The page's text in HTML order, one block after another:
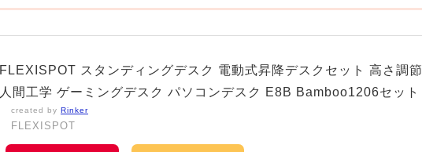
FLEXISPOT スタンディングデスク 電動式昇降デスクセット 高さ調節
人間工学 ゲーミングデスク パソコンデスク E8B Bamboo1206セット
created by Rinker
FLEXISPOT